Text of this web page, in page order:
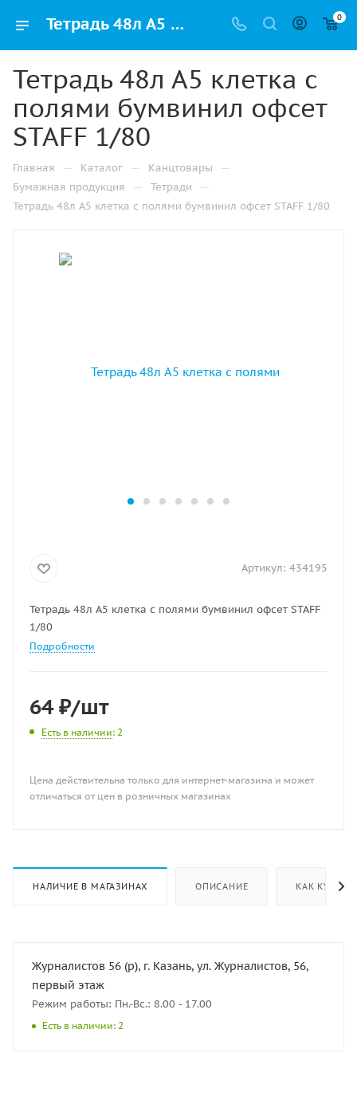
Тетрадь 48л А5 клетка с полями бумвинил офсет STAFF 1/80 купить оптом и в розницу в Казани 0
Тетрадь 48л А5 клетка с
полями бумвинил офсет
STAFF 1/80
Главная — Каталог — Канцтовары —
Бумажная продукция — Тетради —
Тетрадь 48л А5 клетка с полями бумвинил офсет STAFF 1/80
Артикул: 434195
Тетрадь 48л А5 клетка с полями бумвинил офсет STAFF
1/80
Подробности
64₽/шт
Есть в наличии: 2
Цена действительна только для интернет-магазина и может
отличаться от цен в розничных магазинах
НАЛИЧИЕ В МАГАЗИНАХ ОПИСАНИЕ КАК КУПИТЬ
Журналистов 56 (р), г. Казань, ул. Журналистов, 56,
первый этаж
Режим работы: Пн.-Вс.: 8.00 - 17.00
Есть в наличии: 2